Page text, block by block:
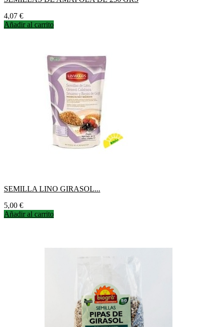
Precio
4,07 €
Añadir al carrito
SEMILLA LINO GIRASOL...
Precio
5,00 €
Añadir al carrito